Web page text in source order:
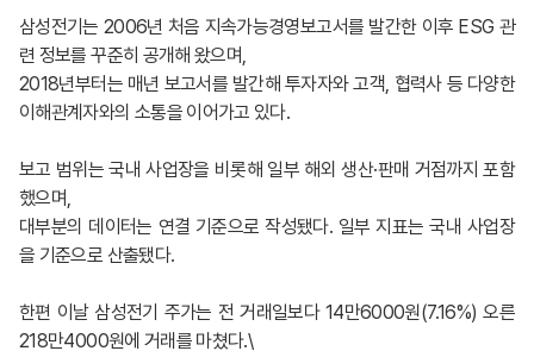
삼성전기는 2006년 처음 지속가능경영보고서를 발간한 이후 ESG 관
련 정보를 꾸준히 공개해 왔으며,
2018년부터는 매년 보고서를 발간해 투자자와 고객, 협력사 등 다양한
이해관계자와의 소통을 이어가고 있다.
보고 범위는 국내 사업장을 비롯해 일부 해외 생산·판매 거점까지 포함
했으며,
대부분의 데이터는 연결 기준으로 작성됐다. 일부 지표는 국내 사업장
을 기준으로 산출됐다.
한편 이날 삼성전기 주가는 전 거래일보다 14만6000원(7.16%) 오른
218만4000원에 거래를 마쳤다.\